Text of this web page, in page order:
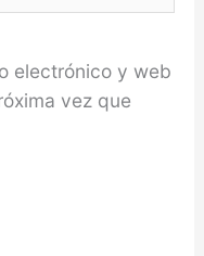
electrónico y web
vez que